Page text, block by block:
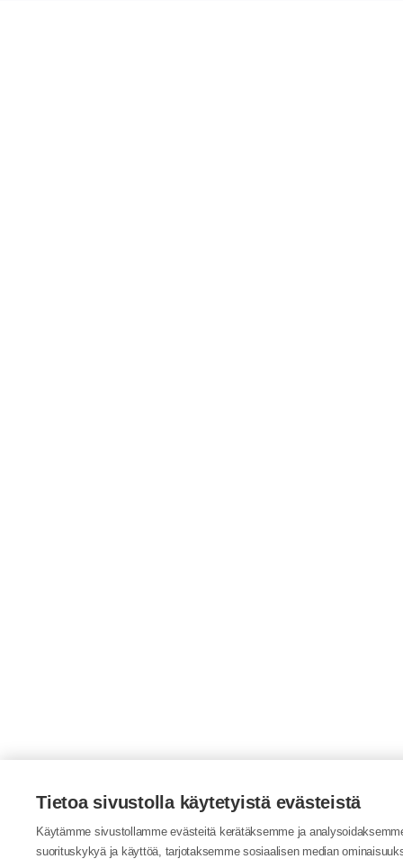
Tietoa sivustolla käytetyistä evästeistä
Käytämme sivustollamme evästeitä kerätäksemme ja
suorituskykyä ja käyttöä, tarjotaksemme sosiaalisen median